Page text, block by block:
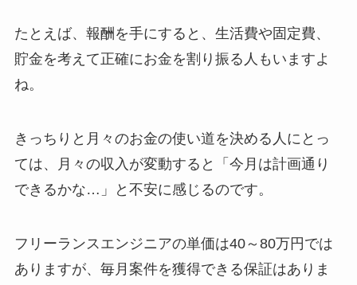
たとえば、報酬を手にすると、生活費や固定費、
貯金を考えて正確にお金を割り振る人もいますよ
ね。
きっちりと月々のお金の使い道を決める人にとっ
ては、月々の収入が変動すると「今月は計画通り
できるかな…」と不安に感じるのです。
フリーランスエンジニアの単価は40～80万円では
ありますが、毎月案件を獲得できる保証はありま